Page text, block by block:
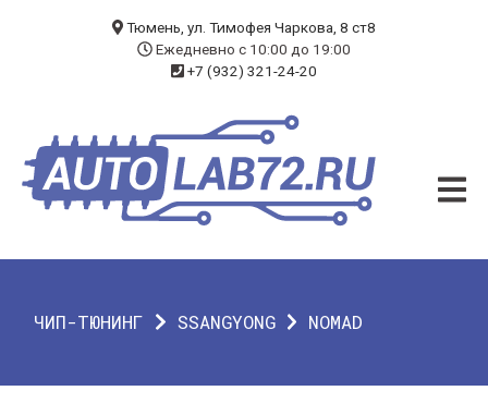
ЧИП-ТЮНИНГ
ДИАГНОСТИКА
Тюмень, ул. Тимофея Чаркова, 8 ст8
Ежедневно с 10:00 до 19:00
+7 (932) 321-24-20
ЧИП-ТЮНИНГ SSANGYONG NOMAD